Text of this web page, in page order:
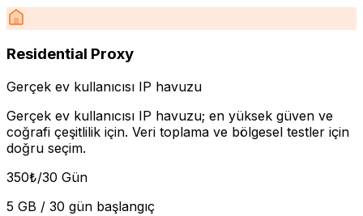
Residential Proxy
Gerçek ev kullanıcısı IP havuzu
Gerçek ev kullanıcısı IP havuzu; en yüksek güven ve
coğrafi çeşitlilik için. Veri toplama ve bölgesel testler için
doğru seçim.
350₺/30 Gün
5 GB / 30 gün başlangıç